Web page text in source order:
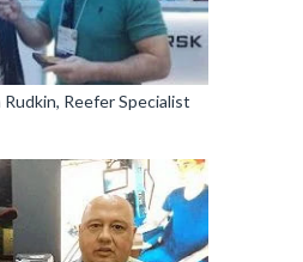
Reefer Specialist